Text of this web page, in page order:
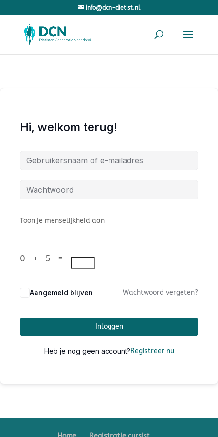
info@dcn-dietist.nl
Hi, welkom terug!
Toon je menselijkheid aan
0 + 5 =
Aangemeld blijven Wachtwoord vergeten?
Inloggen
Heb je nog geen account?Registreer nu